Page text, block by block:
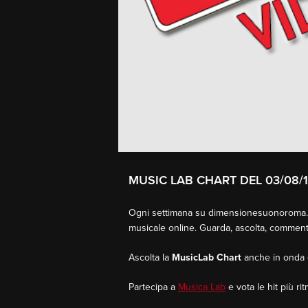
MUSIC LAB CHART DEL 03/08/
Ogni settimana su
musicale online. Guarda, ascolta,
Ascolta la MusicLab Chart anche in onda
Partecipa a Musica Lab e vota le hit più